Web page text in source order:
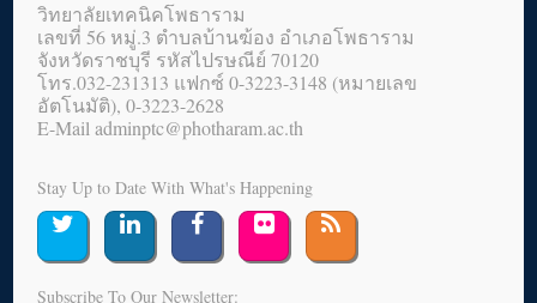
วิทยาลัยเทคนิคโพธาราม
เลขที่ 56 หมู่.3 ตำบลบ้านฆ้อง อำเภอโพธาราม
จังหวัดราชบุรี รหัสไปรษณีย์ 70120
โทร.032-231313 แฟกซ์ 0-3223-3148 (หมายเลข
อัตโนมัติ), 0-3223-2628
E-Mail adminptc@photharam.ac.th
Stay Up to Date With What's Happening
Subscribe To Our Newsletter: